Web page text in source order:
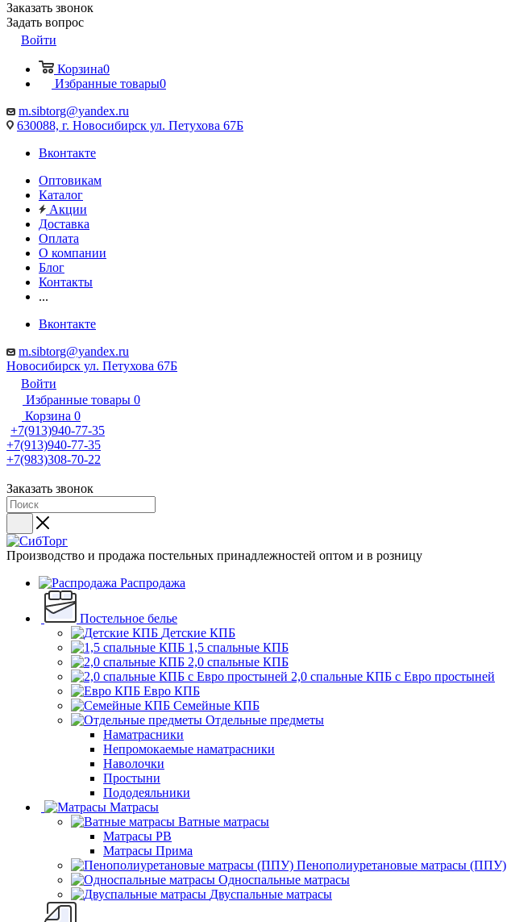
Заказать звонок
Задать вопрос
Войти
Корзина0
Избранные товары0
m.sibtorg@yandex.ru
630088, г. Новосибирск ул. Петухова 67Б
Вконтакте
Оптовикам
Каталог
Акции
Доставка
Оплата
О компании
Блог
Контакты
...
Вконтакте
m.sibtorg@yandex.ru
Новосибирск ул. Петухова 67Б
Войти
Избранные товары 0
Корзина 0
+7(913)940-77-35
+7(913)940-77-35
+7(983)308-70-22
Заказать звонок
Производство и продажа постельных принадлежностей оптом и в розницу
Распродажа
Постельное белье
Детские КПБ
1,5 спальные КПБ
2,0 спальные КПБ
2,0 спальные КПБ с Евро простыней
Евро КПБ
Семейные КПБ
Отдельные предметы
Наматрасники
Непромокаемые наматрасники
Наволочки
Простыни
Пододеяльники
Матрасы
Ватные матрасы
Матрасы РВ
Матрасы Прима
Пенополиуретановые матрасы (ППУ)
Односпальные матрасы
Двуспальные матрасы